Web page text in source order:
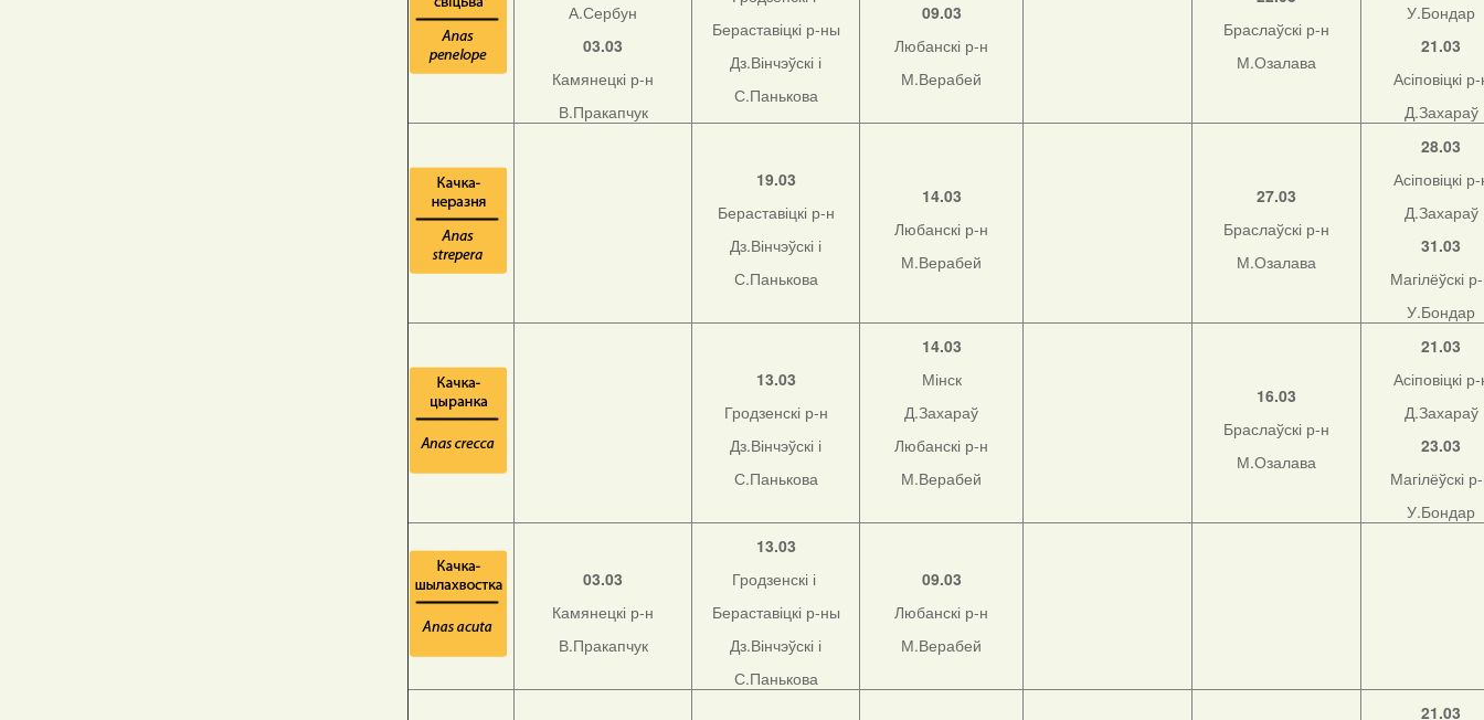
А.Сербун
03.03
Камянецкі р-н
В.Пракапчук
Бераставіцкі р-ны
Дз.Вінчэўскі і
С.Панькова
09.03
Любанскі р-н
М.Верабей
Браслаўскі р-н
М.Озалава
У.Бондар
21.03
Асіповіцкі
Д.Захараў
19.03
Бераставіцкі р-н
Дз.Вінчэўскі і
С.Панькова
14.03
Любанскі р-н
М.Верабей
27.03
Браслаўскі р-н
М.Озалава
28.03
Асіповіцкі
Д.Захараў
31.03
Магілёўскі
У.Бондар
13.03
Гродзенскі р-н
Дз.Вінчэўскі і
С.Панькова
14.03
Мінск
Д.Захараў
Любанскі р-н
М.Верабей
16.03
Браслаўскі р-н
М.Озалава
21.03
Асіповіцкі
Д.Захараў
23.03
Магілёўскі
У.Бондар
03.03
Камянецкі р-н
В.Пракапчук
13.03
Гродзенскі і
Бераставіцкі р-ны
Дз.Вінчэўскі і
С.Панькова
09.03
Любанскі р-н
М.Верабей
21.03